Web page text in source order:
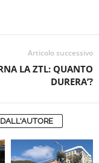
Articolo successivo
LA ZTL: QUANTO
DURERA’?